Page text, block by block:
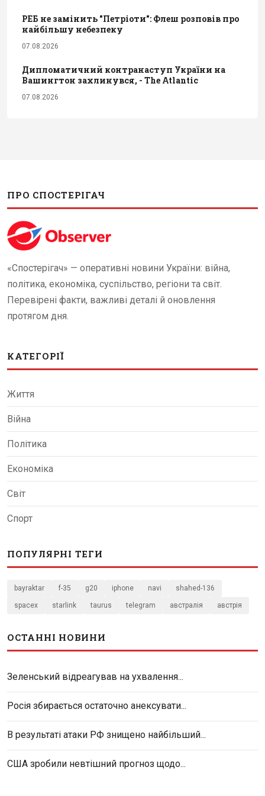
РЕБ не замінить "Петріоти": Флеш розповів про
найбільшу небезпеку
07.08.2026
Дипломатичний контранаступ України на
Вашингтон захлинувся, - The Atlantic
07.08.2026
ПРО СПОСТЕРІГАЧ
«Спостерігач» — оперативні новини України: війна,
політика, економіка, суспільство, регіони та світ.
Перевірені факти, важливі деталі й оновлення
протягом дня.
КАТЕГОРІЇ
Життя
Війна
Політика
Економіка
Світ
Спорт
ПОПУЛЯРНІ ТЕГИ
bayraktar f-35 g20 iphone navi shahed-136
spacex starlink taurus telegram австралія австрія
ОСТАННІ НОВИНИ
Зеленський відреагував на ухвалення...
Росія збирається остаточно анексувати...
В результаті атаки РФ знищено найбільший...
США зробили невтішний прогноз щодо...